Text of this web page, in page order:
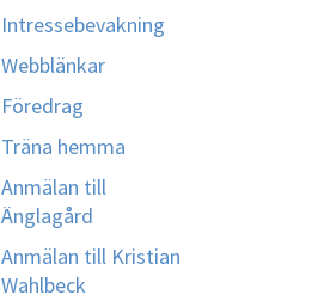
Intressebevakning
Webblänkar
Föredrag
Träna hemma
Anmälan till
Änglagård
Anmälan till Kristian
Wahlbeck